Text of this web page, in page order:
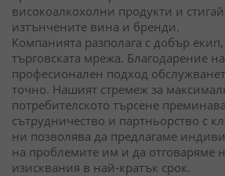
високоалкохолни продукти и
изтънчените вина и бренди.
Компанията разполага с добър
търговската мрежа. Благодарение
професионален подход
точно. Нашият стремеж за
потребителското търсене
сътрудничество и партньорство с
ни позволява да предлагаме
на проблемите им и да отговаряме
изисквания в най-кратък срок.